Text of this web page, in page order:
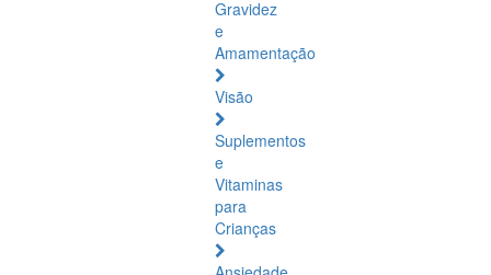
Gravidez
e
Amamentação
Visão
Suplementos
e
Vitaminas
para
Crianças